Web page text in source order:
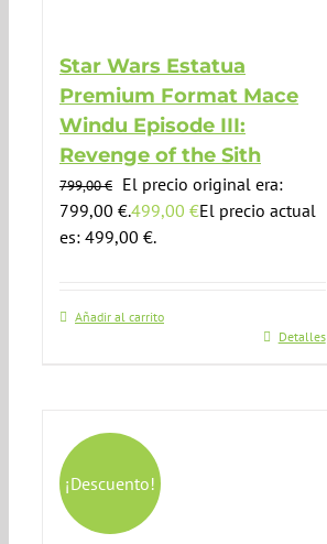
Star Wars Estatua
Premium Format Mace
Windu Episode III:
Revenge of the Sith
799,00€ El precio original era:
799,00 €.499,00 €El precio actual
es: 499,00 €.
Añadir al carrito
Detalles
¡Descuento!